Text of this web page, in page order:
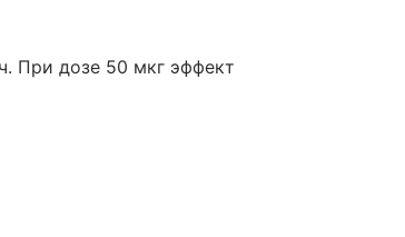
При дозе 50 мкг эффект